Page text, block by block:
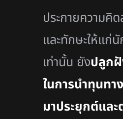
ประกายความคิ
และทักษะให้แก่
เท่านั้น ยังปลูก
ในการนำทุนท
มาประยุกต์แล